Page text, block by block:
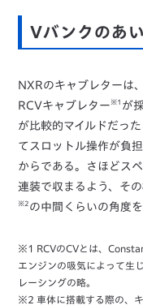
Vバンクのあ
NXRのキャブレターは
RCVキャブレター ※1 が
が比較的マイルドだっ
てスロットル操作が負
からである。さほどス
連装で収まるよう、そ
※2 の中間くらいの角度
※1 RCVのCVとは、
エンジンの吸気によって生
レーシングの略。
※2 車体に搭載する際の、